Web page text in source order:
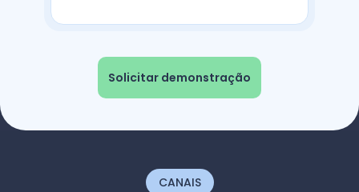
Solicitar demonstração
CANAIS